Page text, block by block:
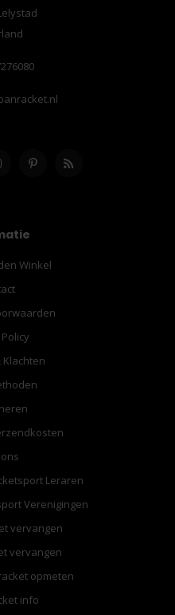
Winkel
Leraren
Verenigingen
vervangen
vervangen
opmeten
info